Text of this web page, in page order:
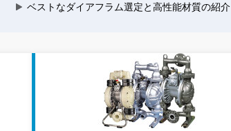
ベストなダイアフラム選定と高性能材質の紹介